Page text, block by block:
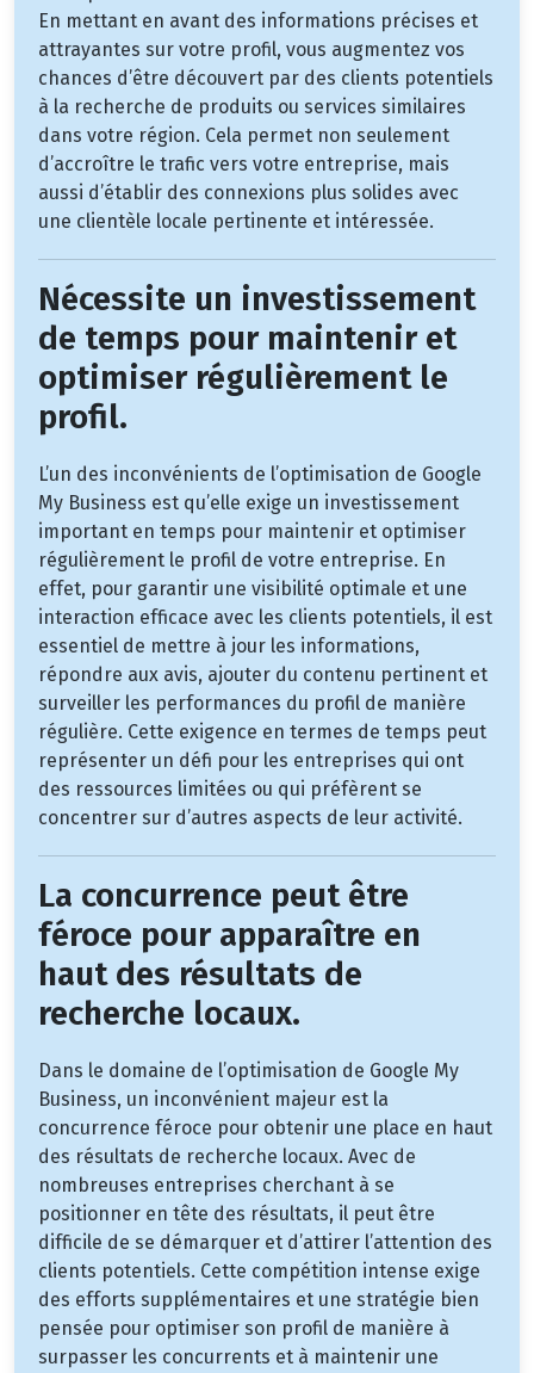
En mettant en avant des informations précises et
attrayantes sur votre profil, vous augmentez vos
chances d’être découvert par des clients potentiels
à la recherche de produits ou services similaires
dans votre région. Cela permet non seulement
d’accroître le trafic vers votre entreprise, mais
aussi d’établir des connexions plus solides avec
une clientèle locale pertinente et intéressée.
Nécessite un investissement
de temps pour maintenir et
optimiser régulièrement le
profil.
L’un des inconvénients de l’optimisation de Google
My Business est qu’elle exige un investissement
important en temps pour maintenir et optimiser
régulièrement le profil de votre entreprise. En
effet, pour garantir une visibilité optimale et une
interaction efficace avec les clients potentiels, il est
essentiel de mettre à jour les informations,
répondre aux avis, ajouter du contenu pertinent et
surveiller les performances du profil de manière
régulière. Cette exigence en termes de temps peut
représenter un défi pour les entreprises qui ont
des ressources limitées ou qui préfèrent se
concentrer sur d’autres aspects de leur activité.
La concurrence peut être
féroce pour apparaître en
haut des résultats de
recherche locaux.
Dans le domaine de l’optimisation de Google My
Business, un inconvénient majeur est la
concurrence féroce pour obtenir une place en haut
des résultats de recherche locaux. Avec de
nombreuses entreprises cherchant à se
positionner en tête des résultats, il peut être
difficile de se démarquer et d’attirer l’attention des
clients potentiels. Cette compétition intense exige
des efforts supplémentaires et une stratégie bien
pensée pour optimiser son profil de manière à
surpasser les concurrents et à maintenir une